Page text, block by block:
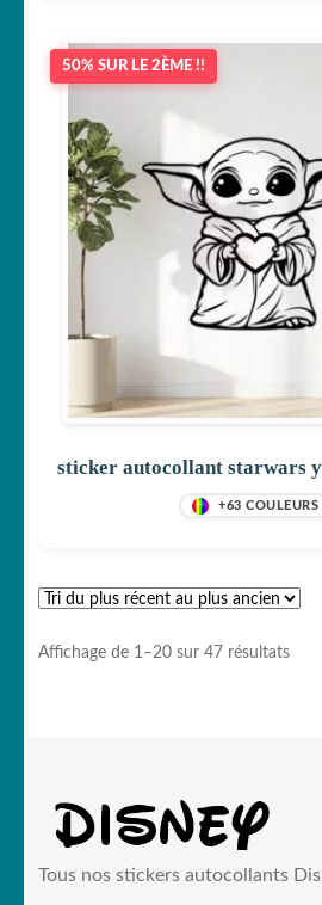
50% SUR LE 2ÈME !!
sticker autocollant starwars
+63 COULEURS
Affichage de 1–20 sur 47 résultatsTrié
Tous nos stickers autocollants